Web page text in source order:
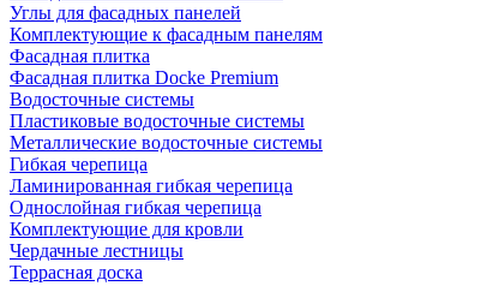
Углы для фасадных панелей
Комплектующие к фасадным панелям
Фасадная плитка
Фасадная плитка Docke Premium
Водосточные системы
Пластиковые водосточные системы
Металлические водосточные системы
Гибкая черепица
Ламинированная гибкая черепица
Однослойная гибкая черепица
Комплектующие для кровли
Чердачные лестницы
Террасная доска